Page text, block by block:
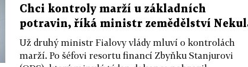
Chci kontroly marží u základních
potravin, říká ministr zemědělství
Už druhý ministr Fialovy vlády mluví o kontrolách
marží. Po šéfovi resortu financí Zbyňku Stanjurovi